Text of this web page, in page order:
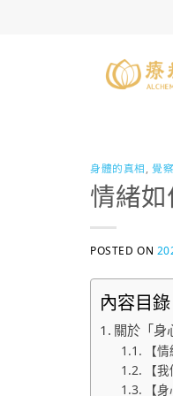
身體的真相 覺
情緒
POSTED ON
內容目錄
關於「身
【
【
【